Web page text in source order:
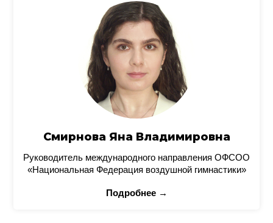
Смирнова Яна Владимировна
Руководитель международного направления ОФСОО
«Национальная Федерация воздушной гимнастики»
Подробнее →